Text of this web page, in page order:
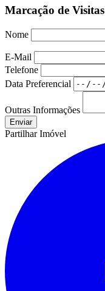
Marcação de Visitas
Nome
E-Mail
Telefone
Data Preferencial
Outras Informações
Partilhar Imóvel